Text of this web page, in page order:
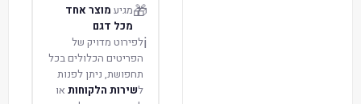
🎁מגיע מוצר אחד
מכל דגם
ℹ️לפירוט מדויק של
הפריטים הכלולים בכל
תחפושת, ניתן לפנות
לשירות הלקוחות או